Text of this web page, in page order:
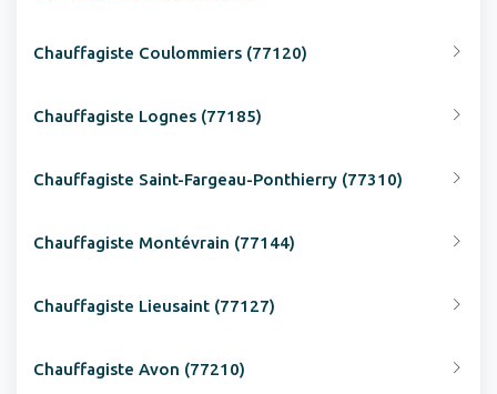
Chauffagiste Coulommiers (77120)
Chauffagiste Lognes (77185)
Chauffagiste Saint-Fargeau-Ponthierry (77310)
Chauffagiste Montévrain (77144)
Chauffagiste Lieusaint (77127)
Chauffagiste Avon (77210)